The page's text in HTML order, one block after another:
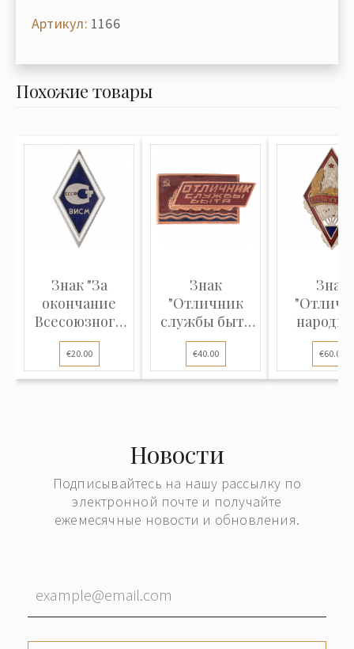
Артикул: 1166
Похожие товары
Знак "За
окончание
Всесоюзного
института
стандартизации
и метрологии
€20.00
Знак
"Отличник
службы быта
Латвийской
ССР"
€40.00
Знак
ССР"
€60.00
Новости
Подписывайтесь на нашу рассылку по
электронной почте и получайте
ежемесячные новости и обновления.